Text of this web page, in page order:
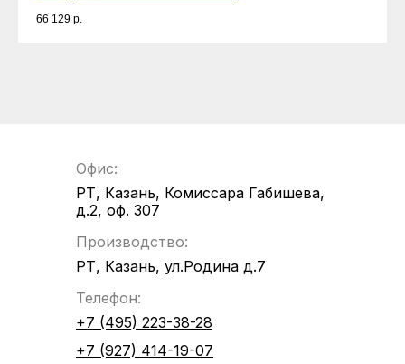
66 129 р.
Офис:
РТ, Казань, Комиссара Габишева,
д.2, оф. 307
Производство:
РТ, Казань, ул.Родина д.7
Телефон:
+7 (495) 223-38-28
+7 (927) 414-19-07